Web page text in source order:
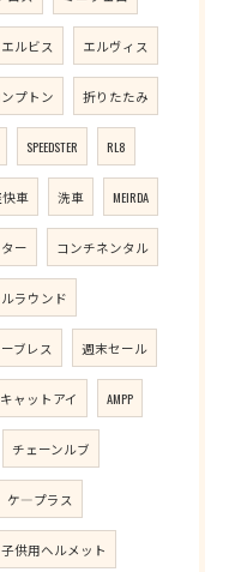
エルビス エルヴィス
プトン 折りたたみ
SPEEDSTER RL8
車 洗車 MEIRDA
ー コンチネンタル
ラウンド
ブレス 週末セール
キャットアイ AMPP
チェーンルブ
ケ―プラス
子供用ヘルメット